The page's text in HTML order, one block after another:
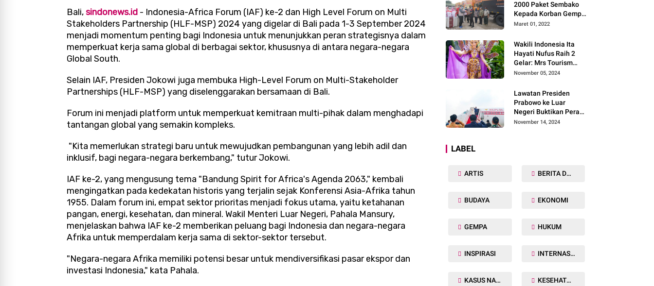
Bali,sindonews.id - Indonesia-Africa Forum (IAF) ke-2 dan High Level Forum on Multi
Stakeholders Partnership (HLF-MSP) 2024 yang digelar di Bali pada 1-3 September 2024
menjadi momentum penting bagi Indonesia untuk menunjukkan peran strategisnya dalam
memperkuat kerja sama global di berbagai sektor, khususnya di antara negara-negara
Global South.
Selain IAF, Presiden Jokowi juga membuka High-Level Forum on Multi-Stakeholder
Partnerships (HLF-MSP) yang diselenggarakan bersamaan di Bali.
Forum ini menjadi platform untuk memperkuat kemitraan multi-pihak dalam menghadapi
tantangan global yang semakin kompleks.
"Kita memerlukan strategi baru untuk mewujudkan pembangunan yang lebih adil dan
inklusif, bagi negara-negara berkembang," tutur Jokowi.
IAF ke-2, yang mengusung tema "Bandung Spirit for Africa's Agenda 2063," kembali
mengingatkan pada kedekatan historis yang terjalin sejak Konferensi Asia-Afrika tahun
1955. Dalam forum ini, empat sektor prioritas menjadi fokus utama, yaitu ketahanan
pangan, energi, kesehatan, dan mineral. Wakil Menteri Luar Negeri, Pahala Mansury,
menjelaskan bahwa IAF ke-2 memberikan peluang bagi Indonesia dan negara-negara
Afrika untuk memperdalam kerja sama di sektor-sektor tersebut.
"Negara-negara Afrika memiliki potensi besar untuk mendiversifikasi pasar ekspor dan
investasi Indonesia," kata Pahala.
2000 Paket Sembako
Kepada Korban Gempa
di Pasaman Barat
Maret 01, 2022
Wakili Indonesia Ita
Hayati Nufus Raih 2
Gelar: Mrs Tourism
2024 dan Fourth
Worldwide
International 2024, di
Pemilihan Mrs
Worldwide 2024
November 05, 2024
Lawatan Presiden
Prabowo ke Luar
Negeri Buktikan Peran
Strategis Indonesia di
November 14, 2024
LABEL
ARTIS BERITA DAERAH
BUDAYA EKONOMI
GEMPA HUKUM
INSPIRASI INTERNASIONAL
KASUS NARKOBA KESEHATAN TUBUH